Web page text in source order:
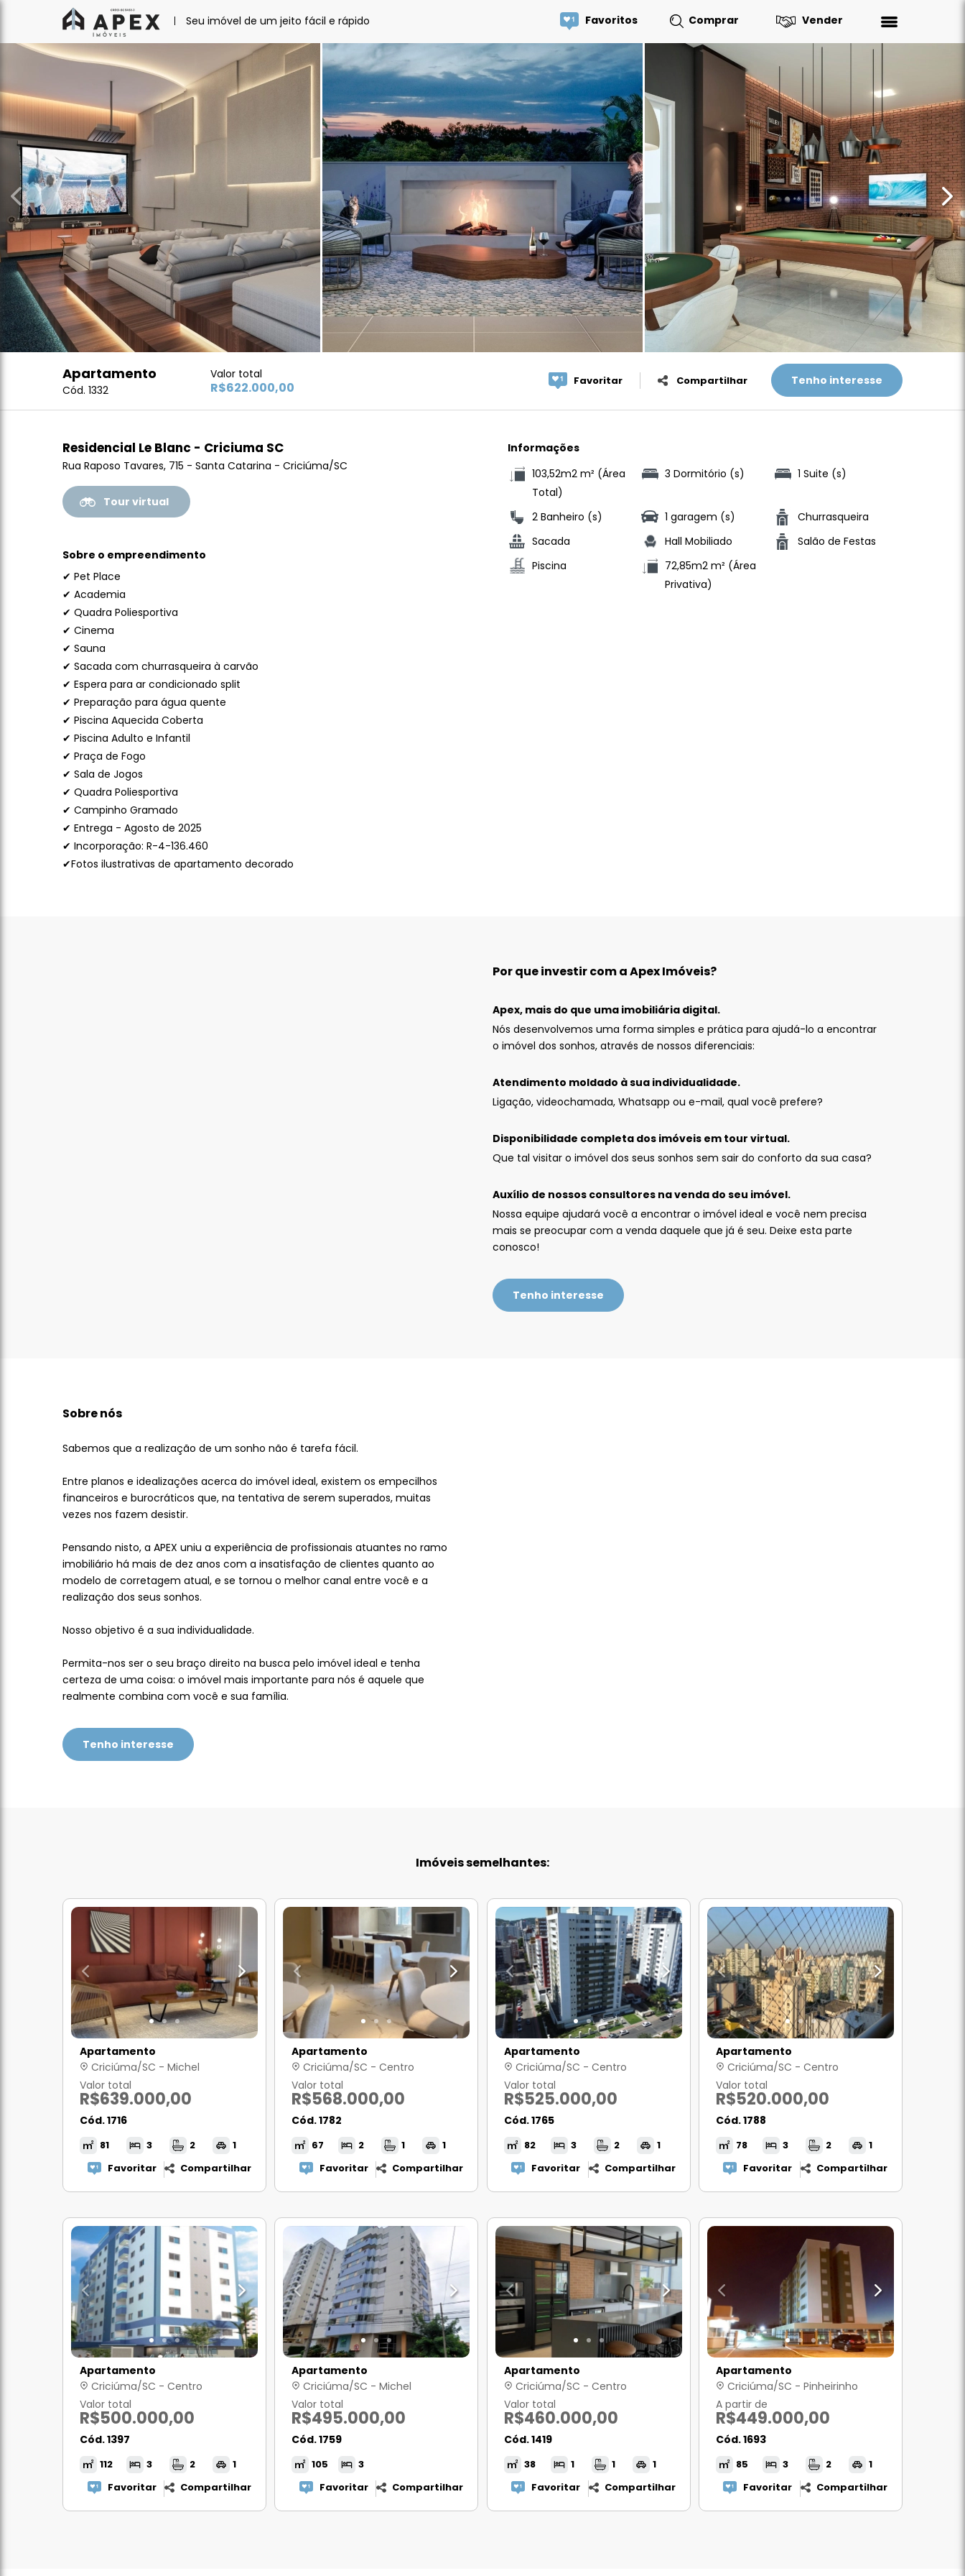
Seu imóvel de um jeito fácil e rápido Favoritos Comprar Vender
Apartamento
Cód. 1332
Valor total
R$622.000,00 Favoritar Compartilhar Tenho interesse
Residencial Le Blanc - Criciuma SC
Rua Raposo Tavares, 715 - Santa Catarina - Criciúma/SC
Tour virtual
Sobre o empreendimento
✔ Pet Place
✔ Academia
✔ Quadra Poliesportiva
✔ Cinema
✔ Sauna
✔ Sacada com churrasqueira à carvão
✔ Espera para ar condicionado split
✔ Preparação para água quente
✔ Piscina Aquecida Coberta
✔ Piscina Adulto e Infantil
✔ Praça de Fogo
✔ Sala de Jogos
✔ Quadra Poliesportiva
✔ Campinho Gramado
✔ Entrega - Agosto de 2025
✔ Incorporação: R-4-136.460
✔Fotos ilustrativas de apartamento decorado
Informações
103,52m2 m² (Área
Total)
3 Dormitório (s) 1 Suite (s)
2 Banheiro (s) 1 garagem (s)
Churrasqueira
Sacada
Hall Mobiliado
Salão de Festas
Piscina
72,85m2 m² (Área
Privativa)
Por que investir com a Apex Imóveis?
Apex, mais do que uma imobiliária digital.
Nós desenvolvemos uma forma simples e prática para ajudá-lo a encontrar
o imóvel dos sonhos, através de nossos diferenciais:
Atendimento moldado à sua individualidade.
Ligação, videochamada, Whatsapp ou e-mail, qual você prefere?
Disponibilidade completa dos imóveis em tour virtual.
Que tal visitar o imóvel dos seus sonhos sem sair do conforto da sua casa?
Auxílio de nossos consultores na venda do seu imóvel.
Nossa equipe ajudará você a encontrar o imóvel ideal e você nem precisa
mais se preocupar com a venda daquele que já é seu. Deixe esta parte
conosco!
Tenho interesse
Sobre nós
Sabemos que a realização de um sonho não é tarefa fácil.
Entre planos e idealizações acerca do imóvel ideal, existem os empecilhos
financeiros e burocráticos que, na tentativa de serem superados, muitas
vezes nos fazem desistir.
Pensando nisto, a APEX uniu a experiência de profissionais atuantes no ramo
imobiliário há mais de dez anos com a insatisfação de clientes quanto ao
modelo de corretagem atual, e se tornou o melhor canal entre você e a
realização dos seus sonhos.
Nosso objetivo é a sua individualidade.
Permita-nos ser o seu braço direito na busca pelo imóvel ideal e tenha
certeza de uma coisa: o imóvel mais importante para nós é aquele que
realmente combina com você e sua família.
Tenho interesse
Imóveis semelhantes:
Apartamento
Criciúma/SC - Michel
Valor total
R$639.000,00
Cód. 1716
81 3 2
1
Favoritar
Compartilhar
Apartamento
Criciúma/SC - Centro
Valor total
R$568.000,00
Cód. 1782
67 2 1
1
Favoritar
Compartilhar
Apartamento
Criciúma/SC - Centro
Valor total
R$525.000,00
Cód. 1765
82 3 2
1
Favoritar
Compartilhar
Apartamento
Criciúma/SC - Centro
Valor total
R$520.000,00
Cód. 1788
78 3 2
1
Favoritar
Compartilhar
Apartamento
Criciúma/SC - Centro
Valor total
R$500.000,00
Cód. 1397
112 3 2
1
Favoritar
Compartilhar
Apartamento
Criciúma/SC - Michel
Valor total
R$495.000,00
Cód. 1759
105
3
Favoritar
Compartilhar
Apartamento
Criciúma/SC - Centro
Valor total
R$460.000,00
Cód. 1419
38 1 1
1
Favoritar
Compartilhar
Apartamento
Criciúma/SC - Pinheirinho
A partir de
R$449.000,00
Cód. 1693
85 3 2
1
Favoritar
Compartilhar